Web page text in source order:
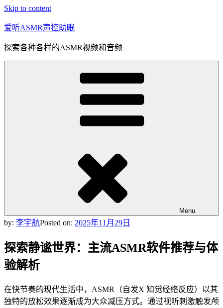
Skip to content
爱听ASMR声控助眠
探索各种各样的ASMR视频和音频
Menu
by: 李宇航Posted on: 2025年11月29日
探索静谧世界：主流ASMR软件推荐与体
验解析
在快节奏的现代生活中，ASMR（自发X 知觉经络反应）以其
独特的放松效果逐渐成为大众减压方式。通过视听刺激触发颅